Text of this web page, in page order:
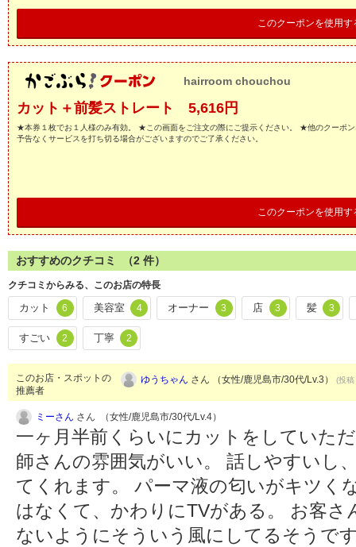
このクーポンを使用す
hairroom chouchou
カット＋前髪ストレート 5,616円
★本券１枚でお１人様のみ有効。 ★この画面をご注文の際にご提示ください。 ★他のクーポ
予告なくサービスを打ち切る場合がございますのでご了承ください。
このクーポンを使用す
おすすめのクチコミ （2 件）
クチコミからみる、このお店の特長
カット 6 美容室 4 オーナー 3 店 3 髪 3
すごい 2 丁寧 2
このお店・スポットの
推薦者
ゆうちゃん さん （女性/鹿児島市/30代/Lv.3） (投
ミーさん さん （女性/鹿児島市/30代/Lv.4）
一ヶ月半前くらいにカットをしていた
師さんの雰囲気がいい。 話しやすいし
てくれます。 パーマ液の匂いがキツく
はなくて、かわりにTVがある。 お客さ
ないようにそういう風にしてるそうで